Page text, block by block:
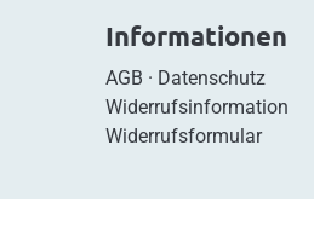
Informationen
AGB · Datenschutz
Widerrufsinformation
Widerrufsformular